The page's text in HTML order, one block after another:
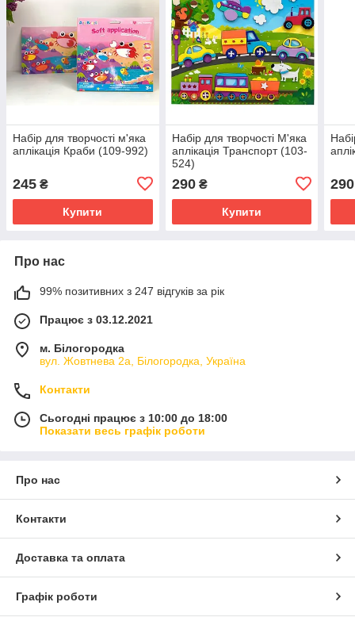
Набір для творчості м'яка
аплікація Краби (109-992)
245 ₴
Купити
Набір для творчості М'яка
аплікація Транспорт (103-
524)
290₴
Купити
290
Про нас
99% позитивних з 247 відгуків за рік
Працює з 03.12.2021
м. Білогородка
вул. Жовтнева 2а, Білогородка, Україна
Контакти
Сьогодні працює з 10:00 до 18:00
Показати весь графік роботи
Про нас
Контакти
Доставка та оплата
Графік роботи